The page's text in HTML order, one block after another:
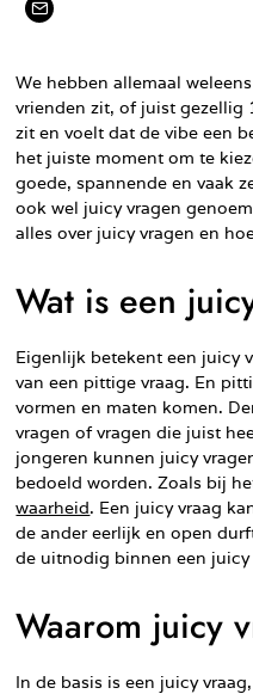
We hebben allemaal
vrienden zit, of juist gezellig
zit en voelt dat de vibe een
het juiste moment om te
goede, spannende en vaak
ook wel juicy vragen
alles over juicy vragen en
Wat is een
Eigenlijk betekent een juicy
van een pittige vraag. En
vormen en maten komen.
vragen of vragen die juist
jongeren kunnen juicy
bedoeld worden. Zoals bij
waarheid. Een juicy vraag
de ander eerlijk en open
de uitnodig binnen een juicy
Waarom juicy
In de basis is een juicy